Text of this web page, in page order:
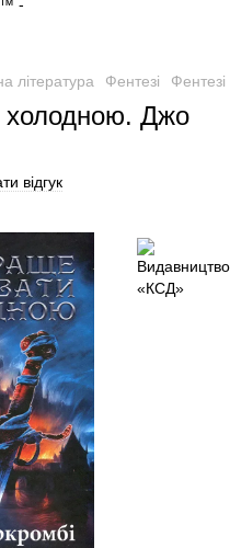
література Фентезі
холодною. Джо
відгук